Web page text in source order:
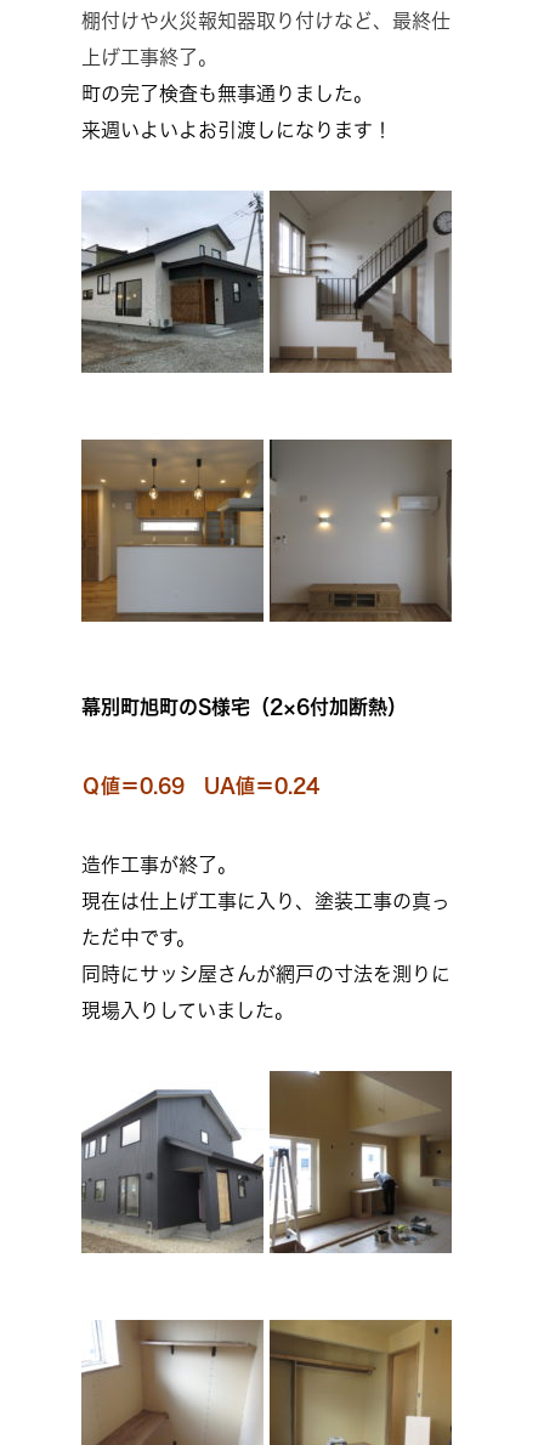
棚付けや火災報知器取り付けなど、最終仕
上げ工事終了。
町の完了検査も無事通りました。
来週いよいよお引渡しになります！
幕別町旭町のS様宅（2×6付加断熱）
Ｑ値＝0.69 UA値＝0.24
造作工事が終了。
現在は仕上げ工事に入り、塗装工事の真っ
ただ中です。
同時にサッシ屋さんが網戸の寸法を測りに
現場入りしていました。